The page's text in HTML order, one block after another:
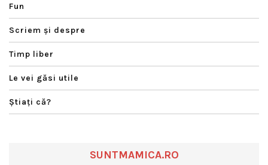
Fun
Scriem şi despre
Timp liber
Le vei găsi utile
Ştiaţi că?
SUNTMAMICA.RO